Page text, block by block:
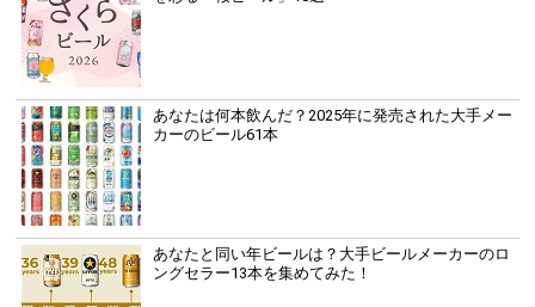
あなたは何本飲んだ？2025年に発売された大手メー
カーのビール61本
あなたと同い年ビールは？大手ビールメーカーのロ
ングセラー13本を集めてみた！